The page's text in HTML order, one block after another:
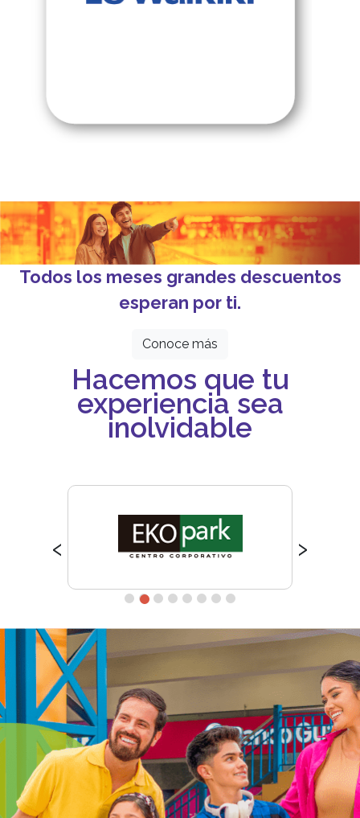
Todos los meses grandes descuentos
esperan por ti.
Conoce más
Hacemos que tu
experiencia sea
inolvidable
‹ ›